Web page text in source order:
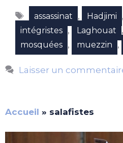
Étiquettes
assassinat , Hadjimi ,
intégristes , Laghouat ,
mosquées , muezzin ,
Laisser un
Accueil » salafistes